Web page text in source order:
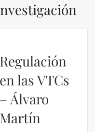
El caso de